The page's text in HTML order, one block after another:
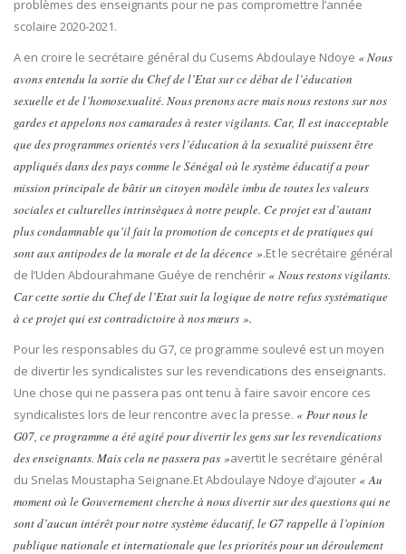
problèmes des enseignants pour ne pas compromettre l’année
scolaire 2020-2021.
A en croire le secrétaire général du Cusems Abdoulaye Ndoye « Nous
avons entendu la sortie du Chef de l’Etat sur ce débat de l’éducation
sexuelle et de l’homosexualité. Nous prenons acre mais nous restons sur nos
gardes et appelons nos camarades à rester vigilants. Car, Il est inacceptable
que des programmes orientés vers l’éducation à la sexualité puissent être
appliqués dans des pays comme le Sénégal où le système éducatif a pour
mission principale de bâtir un citoyen modèle imbu de toutes les valeurs
sociales et culturelles intrinsèques à notre peuple. Ce projet est d’autant
plus condamnable qu’il fait la promotion de concepts et de pratiques qui
sont aux antipodes de la morale et de la décence ».Et le secrétaire général
de l’Uden Abdourahmane Guéye de renchérir « Nous restons vigilants.
Car cette sortie du Chef de l’Etat suit la logique de notre refus systématique
à ce projet qui est contradictoire à nos mœurs ».
Pour les responsables du G7, ce programme soulevé est un moyen
de divertir les syndicalistes sur les revendications des enseignants.
Une chose qui ne passera pas ont tenu à faire savoir encore ces
syndicalistes lors de leur rencontre avec la presse. « Pour nous le
G07, ce programme a été agité pour divertir les gens sur les revendications
des enseignants. Mais cela ne passera pas »avertit le secrétaire général
du Snelas Moustapha Seignane.Et Abdoulaye Ndoye d’ajouter « Au
moment où le Gouvernement cherche à nous divertir sur des questions qui ne
sont d’aucun intérêt pour notre système éducatif, le G7 rappelle à l’opinion
publique nationale et internationale que les priorités pour un déroulement